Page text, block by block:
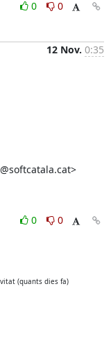
0
0
12 Nov. 0:35
0
0
(quants dies fa)